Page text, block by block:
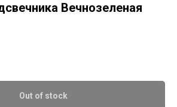
Вечнозеленая
Out of stock